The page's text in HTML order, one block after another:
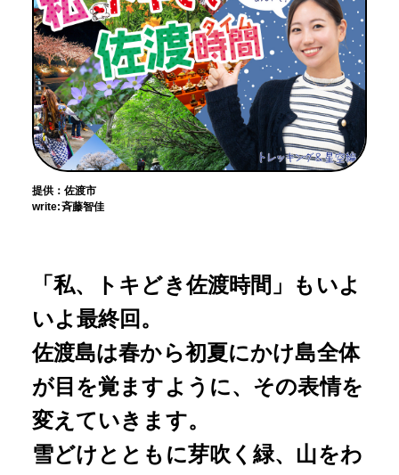
提供：佐渡市
write:斉藤智佳
「私、トキどき佐渡時間」もいよ
いよ最終回。
佐渡島は春から初夏にかけ島全体
が目を覚ますように、その表情を
変えていきます。
雪どけとともに芽吹く緑、山をわ